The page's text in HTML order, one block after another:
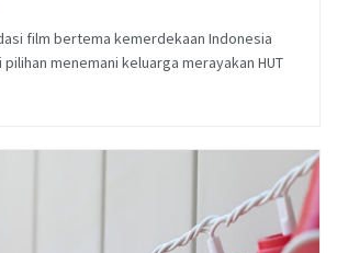
film bertema kemerdekaan Indonesia
menemani keluarga merayakan HUT